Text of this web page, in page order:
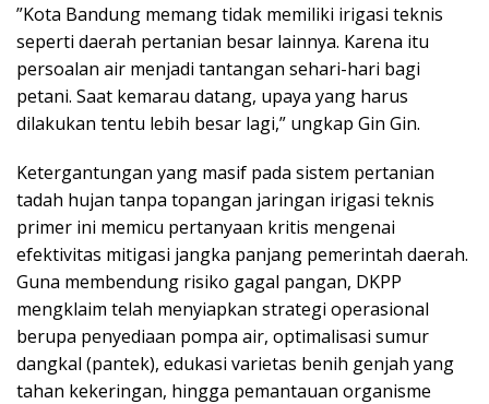
​”Kota Bandung memang tidak memiliki irigasi teknis
seperti daerah pertanian besar lainnya. Karena itu
persoalan air menjadi tantangan sehari-hari bagi
petani. Saat kemarau datang, upaya yang harus
dilakukan tentu lebih besar lagi,” ungkap Gin Gin.
Ketergantungan yang masif pada sistem pertanian
tadah hujan tanpa topangan jaringan irigasi teknis
primer ini memicu pertanyaan kritis mengenai
efektivitas mitigasi jangka panjang pemerintah daerah.
Guna membendung risiko gagal pangan, DKPP
mengklaim telah menyiapkan strategi operasional
berupa penyediaan pompa air, optimalisasi sumur
dangkal (pantek), edukasi varietas benih genjah yang
tahan kekeringan, hingga pemantauan organisme